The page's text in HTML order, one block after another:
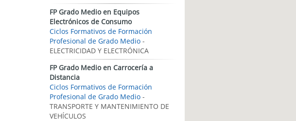
FP Grado Medio en Equipos
Electrónicos de Consumo
Ciclos Formativos de Formación
Profesional de Grado Medio -
ELECTRICIDAD Y ELECTRÓNICA
FP Grado Medio en Carrocería a
Distancia
Ciclos Formativos de Formación
Profesional de Grado Medio -
TRANSPORTE Y MANTENIMIENTO DE
VEHÍCULOS